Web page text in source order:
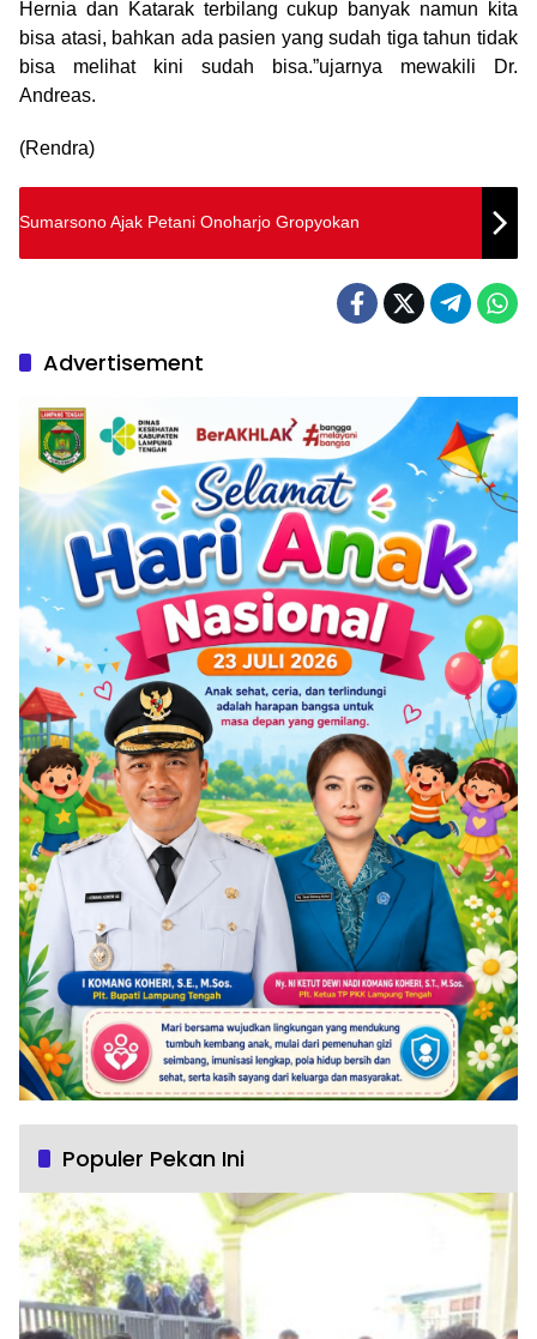
Hernia dan Katarak terbilang cukup banyak namun kita
bisa atasi, bahkan ada pasien yang sudah tiga tahun tidak
bisa melihat kini sudah bisa.”ujarnya mewakili Dr.
Andreas.
(Rendra)
Sumarsono Ajak Petani Onoharjo Gropyokan
Advertisement
Populer Pekan Ini